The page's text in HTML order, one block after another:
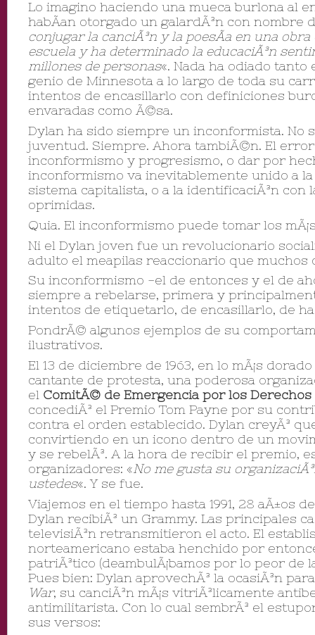
Lo imagino haciendo una mueca burlona al
habÃ­an otorgado un galardÃ³n con nombre
conjugar la canciÃ³n y la poesÃ­a en una obra
escuela y ha determinado la educaciÃ³n
millones de personas«. Nada ha odiado tanto
genio de Minnesota a lo largo de toda su
intentos de encasillarlo con definiciones
envaradas como Ã©sa.
Dylan ha sido siempre un inconformista. No
juventud. Siempre. Ahora tambiÃ©n. El
inconformismo y progresismo, o dar por
inconformismo va inevitablemente unido a la
sistema capitalista, o a la identificaciÃ³n con
oprimidas.
Quia. El inconformismo puede tomar los
Ni el Dylan joven fue un revolucionario
adulto el meapilas reaccionario que muchos
Su inconformismo -el de entonces y el de
siempre a rebelarse, primera y
intentos de etiquetarlo, de encasillarlo, de
PondrÃ© algunos ejemplos de su
ilustrativos.
El 13 de diciembre de 1963, en lo mÃ¡s
cantante de protesta, una poderosa
el ComitÃ© de Emergencia por los Derechos
concediÃ³ el Premio Tom Payne por su
contra el orden establecido. Dylan creyÃ³
convirtiendo en un icono dentro de un
y se rebelÃ³. A la hora de recibir el premio,
organizadores: «No me gusta su
ustedes«. Y se fue.
Viajemos en el tiempo hasta 1991, 28 aÃ±os
Dylan recibiÃ³ un Grammy. Las principales
televisiÃ³n retransmitieron el acto. El
norteamericano estaba henchido por
patriÃ³tico (deambulÃ¡bamos por lo peor de
Pues bien: Dylan aprovechÃ³ la ocasiÃ³n
War, su canciÃ³n mÃ¡s vitriÃ³licamente
antimilitarista. Con lo cual sembrÃ³ el
sus versos: